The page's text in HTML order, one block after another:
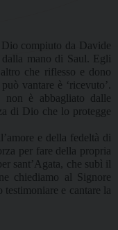
compiuto da Davide
mano di Saul. Egli
che riflesso e dono
vantare è ‘ricevuto’.
non è abbagliato dalle
di Dio che lo protegge
e della fedeltà di
per fare della propria
sant’Agata, che subì il
chiediamo al Signore
e cantare la